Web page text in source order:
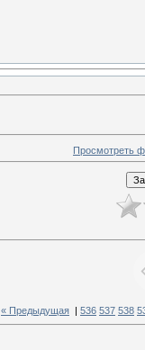
Просмотреть
« Предыдущая 536 537 538